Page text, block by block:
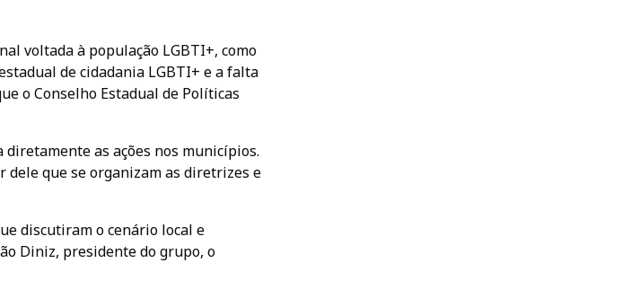
voltada à população LGBTI+, como
de cidadania LGBTI+ e a falta
o Conselho Estadual de Políticas
as ações nos municípios.
dele que se organizam as diretrizes e
discutiram o cenário local e
Diniz, presidente do grupo, o